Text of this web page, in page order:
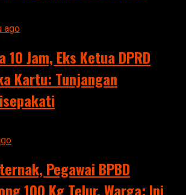
ago
10 Jam, Eks Ketua DPRD
Kartu: Tunjangan
Pegawai BPBD
100 Kg Telur, Warga: Ini